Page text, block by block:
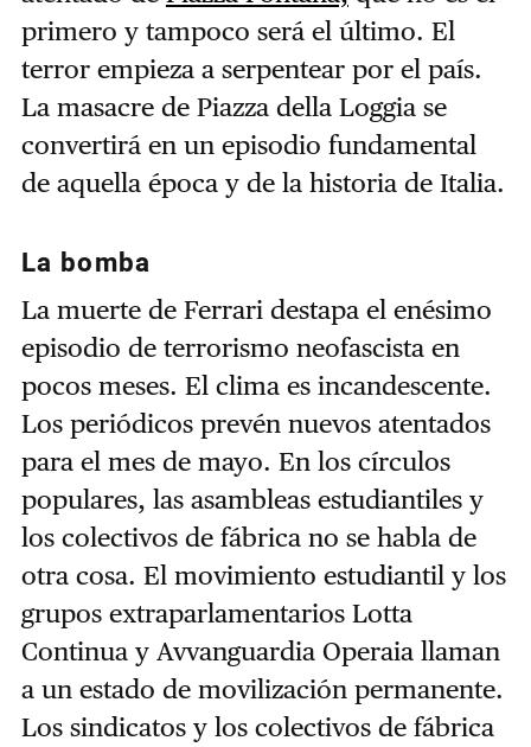
primero y tampoco será el último. El
terror empieza a serpentear por el país.
La masacre de Piazza della Loggia se
convertirá en un episodio fundamental
de aquella época y de la historia de Italia.
La bomba
La muerte de Ferrari destapa el enésimo
episodio de terrorismo neofascista en
pocos meses. El clima es incandescente.
Los periódicos prevén nuevos atentados
para el mes de mayo. En los círculos
populares, las asambleas estudiantiles y
los colectivos de fábrica no se habla de
otra cosa. El movimiento estudiantil y los
grupos extraparlamentarios Lotta
Continua y Avvanguardia Operaia llaman
a un estado de movilización permanente.
Los sindicatos y los colectivos de fábrica